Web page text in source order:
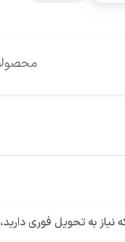
نیاز به تحویل فوری